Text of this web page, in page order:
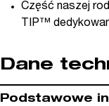
Część naszej
TIP™
Dane
Podstawowe